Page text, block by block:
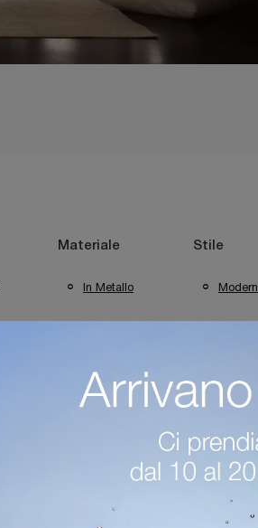
Materiale
In Metallo
Stile
Illuminazione Cantori Desenzano Del Garda